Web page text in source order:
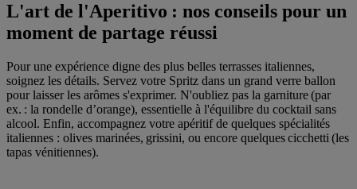
L'art de l'Aperitivo : nos conseils pour un
moment de partage réussi
Pour une expérience digne des plus belles terrasses italiennes,
soignez les détails. Servez votre Spritz dans un grand verre ballon
pour laisser les arômes s'exprimer. N'oubliez pas la garniture (par
ex. : la rondelle d’orange), essentielle à l'équilibre du cocktail sans
alcool. Enfin, accompagnez votre apéritif de quelques spécialités
italiennes : olives marinées, grissini, ou encore quelques cicchetti (les
tapas vénitiennes).